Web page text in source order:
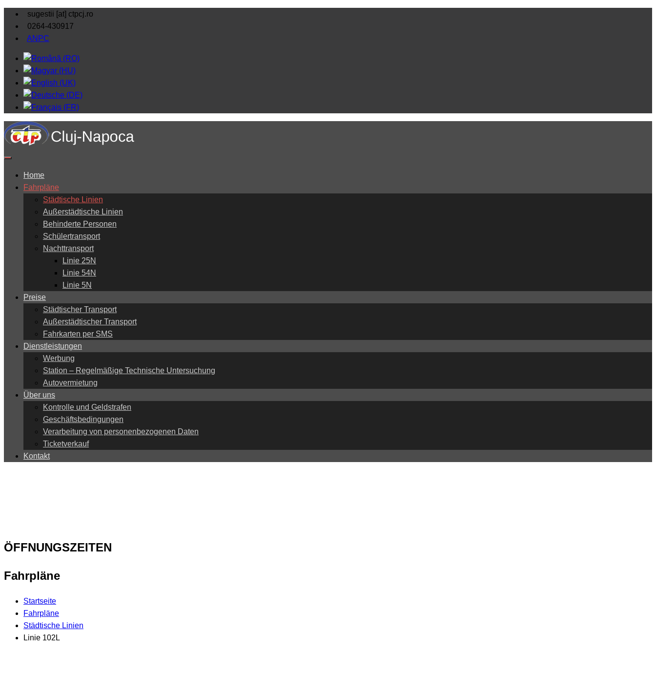
sugestii [at] ctpcj.ro
0264-430917
ANPC
Home
Fahrpläne
Städtische Linien
Außerstädtische Linien
Behinderte Personen
Schülertransport
Nachttransport
Linie 25N
Linie 54N
Linie 5N
Preise
Städtischer Transport
Außerstädtischer Transport
Fahrkarten per SMS
Dienstleistungen
Werbung
Station – Regelmäßige Technische Untersuchung
Autovermietung
Über uns
Kontrolle und Geldstrafen
Geschäftsbedingungen
Verarbeitung von personenbezogenen Daten
Ticketverkauf
Kontakt
ÖFFNUNGSZEITEN
Fahrpläne
Startseite
Fahrpläne
Städtische Linien
Linie 102L